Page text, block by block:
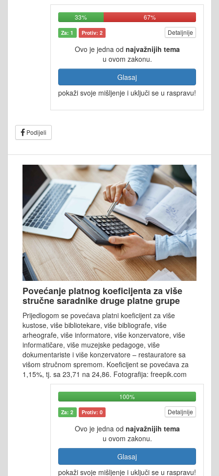
33% 67%
Za: 1 Protiv: 2 Detaljnije
Ovo je jedna od najvažnijih tema
u ovom zakonu.
Glasaj
pokaži svoje mišljenje i uključi se u raspravu!
Podijeli
Povećanje platnog koeficijenta za više
stručne saradnike druge platne grupe
Prijedlogom se povećava platni koeficijent za više
kustose, više bibliotekare, više bibliografe, više
arheografe, više informatore, više konzervatore, više
informatičare, više muzejske pedagoge, više
dokumentariste i više konzervatore – restauratore sa
višom stručnom spremom. Koeficijent se povećava za
1,15%, tj. sa 23,71 na 24,86. Fotografija: freepik.com
100%
Za: 2 Protiv: 0 Detaljnije
Ovo je jedna od najvažnijih tema
u ovom zakonu.
Glasaj
pokaži svoje mišljenje i uključi se u raspravu!